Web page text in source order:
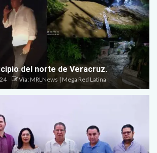
del norte de Veracruz.
Vía: MRLNews | Mega Red Latina